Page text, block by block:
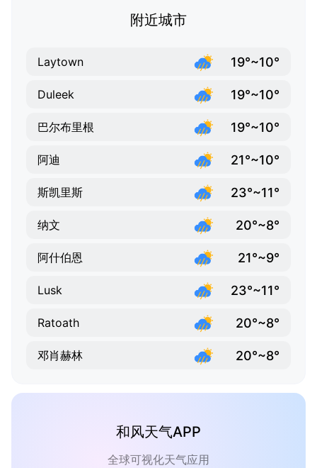
附近城市
Laytown 19°~10°
Duleek 19°~10°
巴尔布里根 19°~10°
阿迪 21°~10°
斯凯里斯 23°~11°
纳文 20°~8°
阿什伯恩 21°~9°
Lusk 23°~11°
Ratoath 20°~8°
邓肖赫林 20°~8°
和风天气APP
全球可视化天气应用